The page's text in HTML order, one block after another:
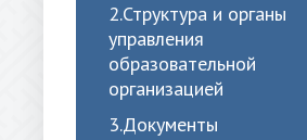
2.Структура и органы
управления
образовательной
организацией
3.Документы